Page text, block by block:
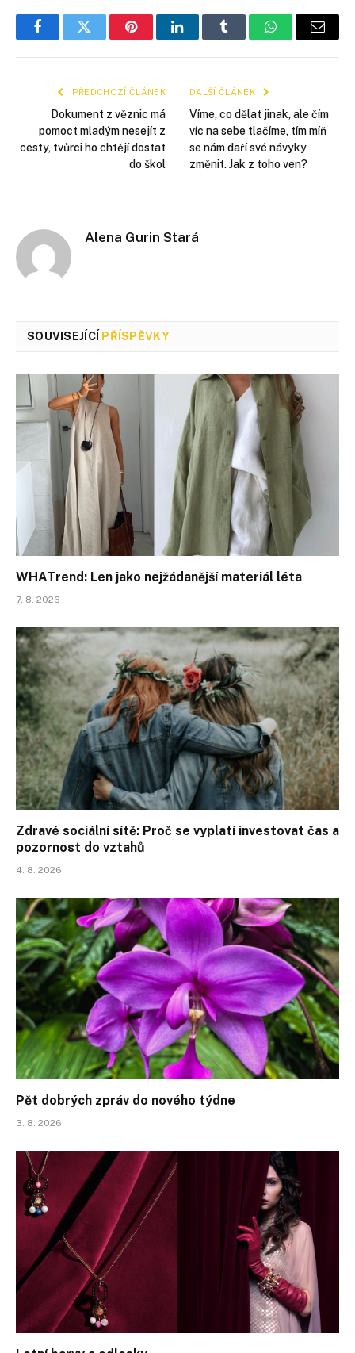
FacebookTwitter PinterestLinkedInTumblr WhatsApp
E-
PŘEDCHOZÍ ČLÁNEK
Dokument z věznic má
pomoct mladým nesejít z
cesty, tvůrci ho chtějí dostat
do škol
DALŠÍ ČLÁNEK
Víme, co dělat jinak, ale čím
víc na sebe tlačíme, tím míň
se nám daří své návyky
změnit. Jak z toho ven?
Alena Gurin Stará
SOUVISEJÍCÍ PŘÍSPĚVKY
WHATrend: Len jako nejžádanější materiál léta
7. 8. 2026
Zdravé sociální sítě: Proč se vyplatí investovat čas a
pozornost do vztahů
4. 8. 2026
Pět dobrých zpráv do nového týdne
3. 8. 2026